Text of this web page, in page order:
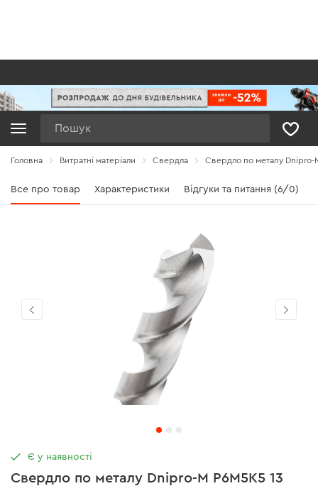
Головна Витратні матеріали Свердла Свердло по металу Dnipro-
Все про товар Характеристики Відгуки та питання (6/0)
Свердло по металу Dnipro-M P6M5K5 13
Є у наявності